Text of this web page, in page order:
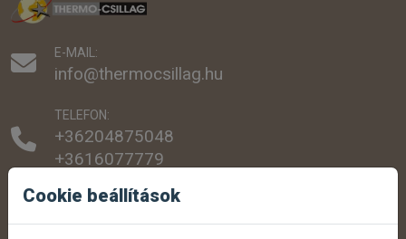
E-MAIL:
info@thermocsillag.hu
TELEFON:
+36204875048
+3616077779
SZEMÉLYES ÁTVÉTEL:
1038 Budapest, Szentendrei út 307.
Cookie beállítások